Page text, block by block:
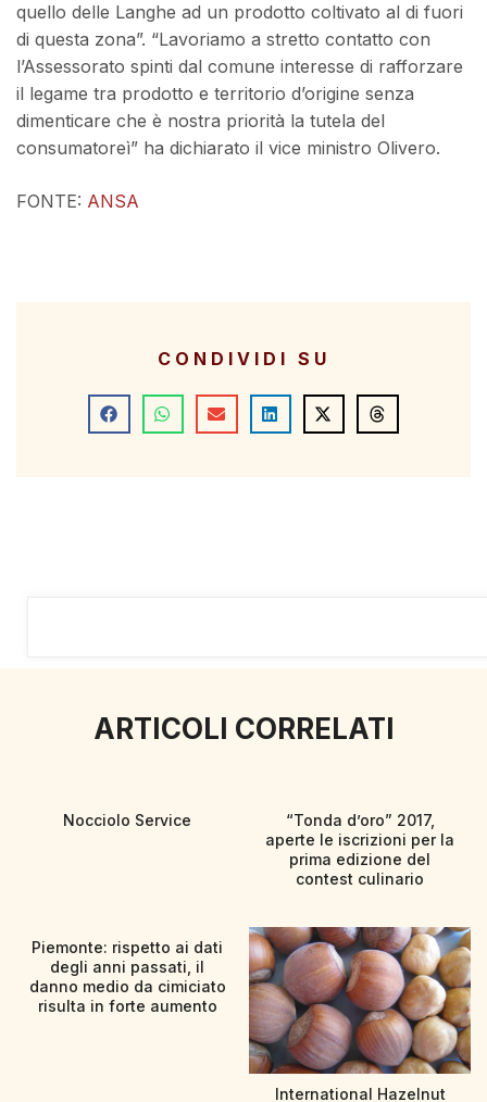
quello delle Langhe ad un prodotto coltivato al di fuori
di questa zona”. “Lavoriamo a stretto contatto con
l’Assessorato spinti dal comune interesse di rafforzare
il legame tra prodotto e territorio d’origine senza
dimenticare che è nostra priorità la tutela del
consumatoreì” ha dichiarato il vice ministro Olivero.
FONTE: ANSA
CONDIVIDI SU
ARTICOLI CORRELATI
Nocciolo Service
“Tonda d’oro” 2017,
aperte le iscrizioni per la
prima edizione del
contest culinario
Piemonte: rispetto ai dati
degli anni passati, il
danno medio da cimiciato
risulta in forte aumento
International Hazelnut